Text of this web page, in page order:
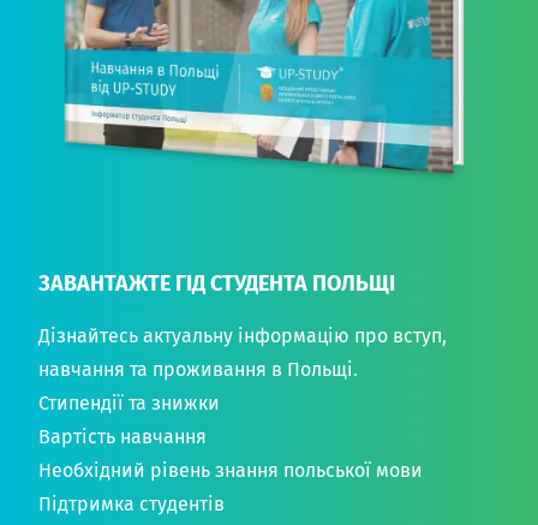
ЗАВАНТАЖТЕ ГІД СТУДЕНТА ПОЛЬЩІ
Дізнайтесь актуальну інформацію про вступ,
навчання та проживання в Польщі.
Стипендії та знижки
Вартість навчання
Необхідний рівень знання польської мови
Підтримка студентів